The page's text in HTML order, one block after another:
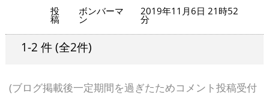
投
稿
ボンバーマ
ン
2019年11月6日 21時52
分
1-2 件 (全2件)
(ブログ掲載後一定期間を過ぎたためコメント投稿受付